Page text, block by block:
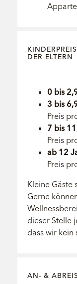
DER ELTERN
0 bis
3 bis
Preis
7 bis
Preis
ab 12
Preis
Kleine Gäste
Gerne
dieser Stelle
dass wir kein
AN- &